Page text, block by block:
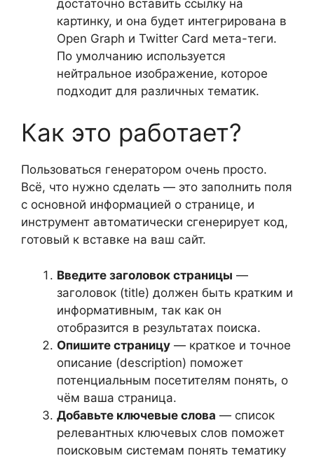
достаточно вставить ссылку на
картинку, и она будет интегрирована в
Open Graph и Twitter Card мета-теги.
По умолчанию используется
нейтральное изображение, которое
подходит для различных тематик.
Как это работает?
Пользоваться генератором очень просто.
Всё, что нужно сделать — это заполнить поля
с основной информацией о странице, и
инструмент автоматически сгенерирует код,
готовый к вставке на ваш сайт.
Введите заголовок страницы —
заголовок (title) должен быть кратким и
информативным, так как он
отобразится в результатах поиска.
Опишите страницу — краткое и точное
описание (description) поможет
потенциальным посетителям понять, о
чём ваша страница.
Добавьте ключевые слова — список
релевантных ключевых слов поможет
поисковым системам понять тематику